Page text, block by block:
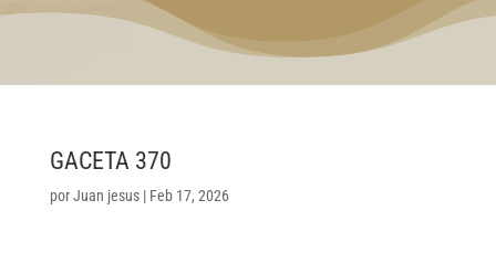
GACETA 370
porJuan jesus| Feb 17, 2026